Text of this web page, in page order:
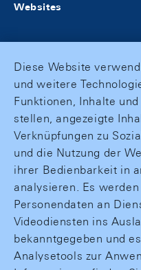
Websites
Diese Website
und weitere
Funktionen, Inhalte
stellen, angezeigte
Verknüpfungen zu
und die Nutzung der
ihrer Bedienbarkeit in
analysieren. Es
Personendaten an
Videodiensten ins
bekanntgegeben und
Analysetools zur